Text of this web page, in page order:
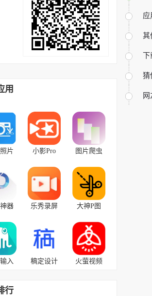
用
片
卓版
小影Pro
版
图片爬虫
器
乐秀录屏
安卓版
大神P图
CN官方版
入
版
稿定设计
火萤视频
行
应
其
下
猜